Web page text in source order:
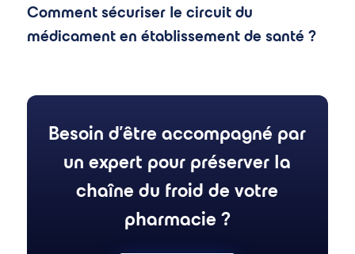
Comment sécuriser le circuit du
médicament en établissement de santé ?
Besoin d'être accompagné par
un expert pour préserver la
chaîne du froid de votre
pharmacie ?